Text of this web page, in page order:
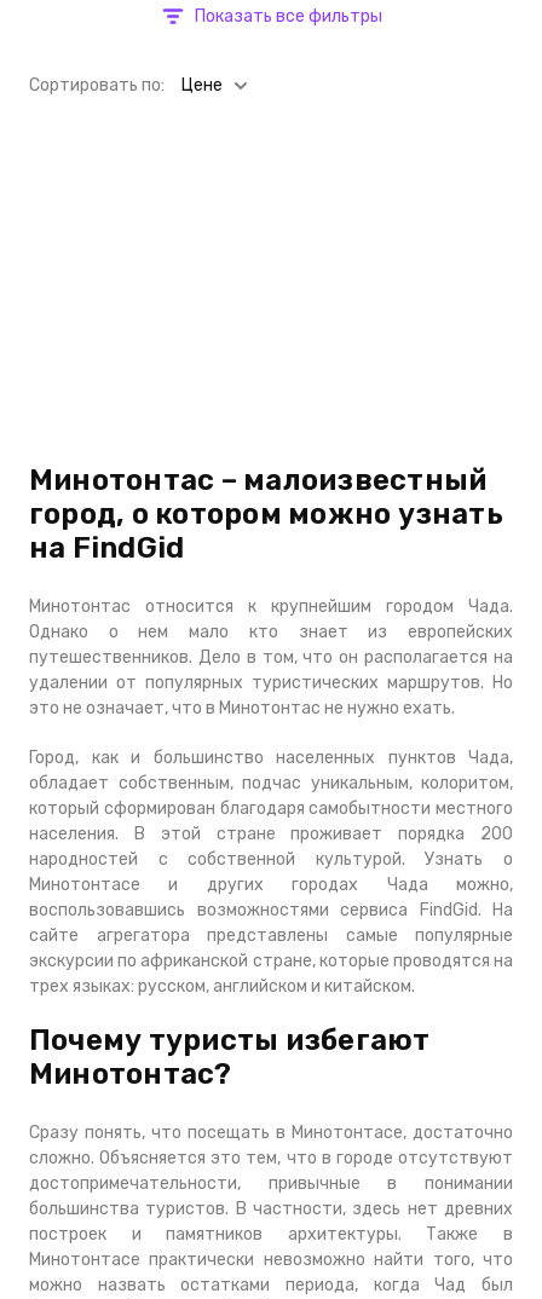
Показать все фильтры
Cортировать по: Цене
Минотонтас – малоизвестный
город, о котором можно узнать
на FindGid
Минотонтас относится к крупнейшим городом Чада.
Однако о нем мало кто знает из европейских
путешественников. Дело в том, что он располагается на
удалении от популярных туристических маршрутов. Но
это не означает, что в Минотонтас не нужно ехать.
Город, как и большинство населенных пунктов Чада,
обладает собственным, подчас уникальным, колоритом,
который сформирован благодаря самобытности местного
населения. В этой стране проживает порядка 200
народностей с собственной культурой. Узнать о
Минотонтасе и других городах Чада можно,
воспользовавшись возможностями сервиса FindGid. На
сайте агрегатора представлены самые популярные
экскурсии по африканской стране, которые проводятся на
трех языках: русском, английском и китайском.
Почему туристы избегают
Минотонтас?
Сразу понять, что посещать в Минотонтасе, достаточно
сложно. Объясняется это тем, что в городе отсутствуют
достопримечательности, привычные в понимании
большинства туристов. В частности, здесь нет древних
построек и памятников архитектуры. Также в
Минотонтасе практически невозможно найти того, что
можно назвать остатками периода, когда Чад был